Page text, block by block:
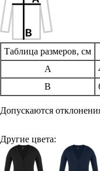
Таблица размеров, см
A
B
Допускаются
Другие цвета: